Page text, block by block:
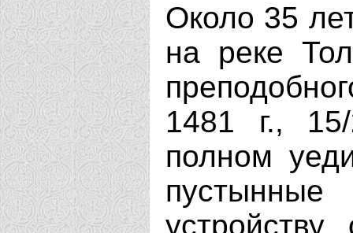
Около 35
на реке
1481 г.,
полном